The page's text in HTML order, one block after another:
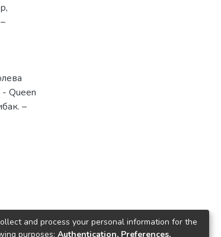
,
Queen
–
and process your personal information for the
purposes: Authentication, Preferences,